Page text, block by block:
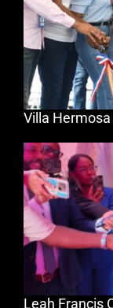
Villa Hermosa
Leah Francis